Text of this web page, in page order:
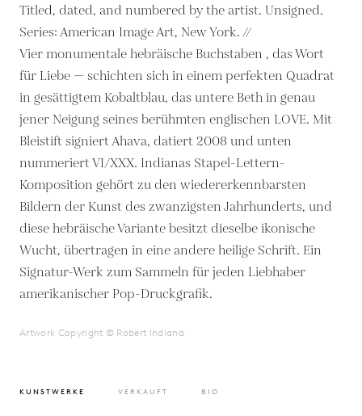
Titled, dated, and numbered by the artist. Unsigned.
Series: American Image Art, New York. //
Vier monumentale hebräische Buchstaben , das Wort
für Liebe — schichten sich in einem perfekten Quadrat
in gesättigtem Kobaltblau, das untere Beth in genau
jener Neigung seines berühmten englischen LOVE. Mit
Bleistift signiert Ahava, datiert 2008 und unten
nummeriert VI/XXX. Indianas Stapel-Lettern-
Komposition gehört zu den wiedererkennbarsten
Bildern der Kunst des zwanzigsten Jahrhunderts, und
diese hebräische Variante besitzt dieselbe ikonische
Wucht, übertragen in eine andere heilige Schrift. Ein
Signatur-Werk zum Sammeln für jeden Liebhaber
amerikanischer Pop-Druckgrafik.
Artwork Copyright © Robert Indiana
KUNSTWERKE VERKAUFT BIO